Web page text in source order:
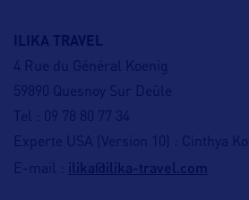
ILIKA TRAVEL
4 Rue du Général Koenig
59890 Quesnoy Sur Deûle
Tel : 09 78 80 77 34
Experte USA (Version 10) : Cinthya
E-mail : ilika@ilika-travel.com